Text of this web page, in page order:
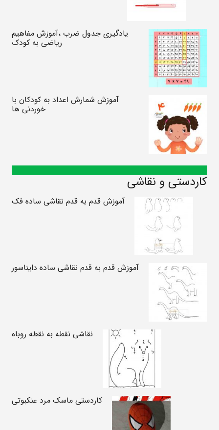
یادگیری جدول ضرب ،آموزش مفاهیم
ریاضی به کودک
آموزش شمارش اعداد به کودکان با
خوردنی ها
کاردستی و نقاشی
آموزش قدم به قدم نقاشی ساده فک
آموزش قدم به قدم نقاشی ساده دایناسور
نقاشی نقطه به نقطه روباه
کاردستی ماسک مرد عنکبوتی